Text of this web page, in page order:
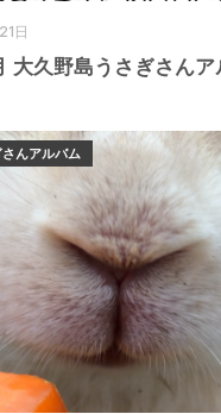
日
大久野島うさぎさんア
んアルバム